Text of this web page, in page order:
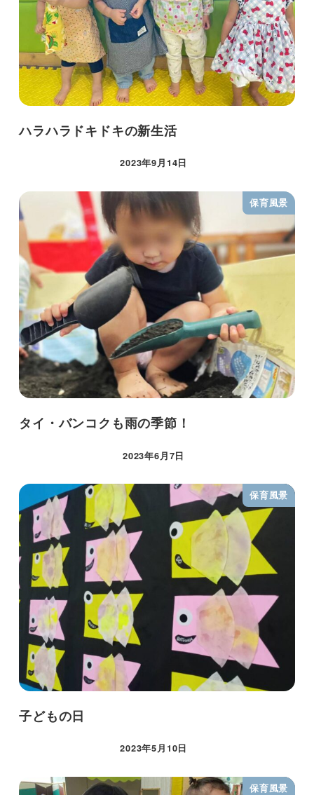
ハラハラドキドキの新生活
2023年9月14日
保育風景
タイ・バンコクも雨の季節！
2023年6月7日
保育風景
子どもの日
2023年5月10日
保育風景